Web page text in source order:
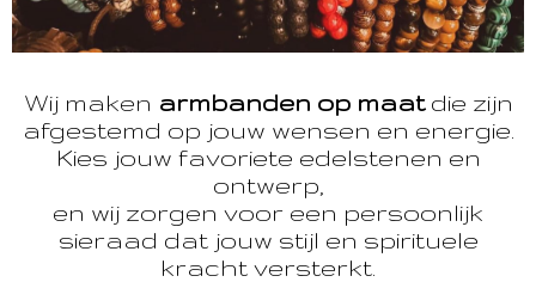
Wij maken armbanden op maatdie zijn
afgestemd op jouw wensen en energie.
Kies jouw favoriete edelstenen en
ontwerp,
en wij zorgen voor een persoonlijk
sieraad dat jouw stijl en spirituele
kracht versterkt.